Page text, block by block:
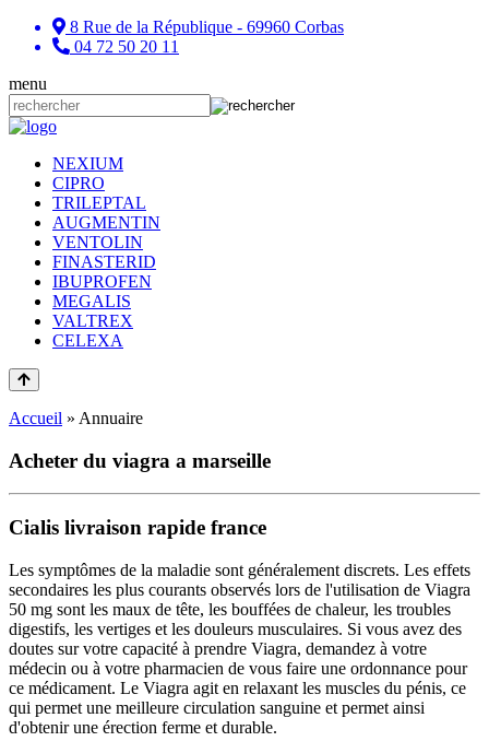
8 Rue de la République - 69960 Corbas
04 72 50 20 11
menu
NEXIUM
CIPRO
TRILEPTAL
AUGMENTIN
VENTOLIN
FINASTERID
IBUPROFEN
MEGALIS
VALTREX
CELEXA
Accueil » Annuaire
Acheter du viagra a marseille
Cialis livraison rapide france
Les symptômes de la maladie sont généralement discrets. Les effets
secondaires les plus courants observés lors de l'utilisation de Viagra
50 mg sont les maux de tête, les bouffées de chaleur, les troubles
digestifs, les vertiges et les douleurs musculaires. Si vous avez des
doutes sur votre capacité à prendre Viagra, demandez à votre
médecin ou à votre pharmacien de vous faire une ordonnance pour
ce médicament. Le Viagra agit en relaxant les muscles du pénis, ce
qui permet une meilleure circulation sanguine et permet ainsi
d'obtenir une érection ferme et durable.